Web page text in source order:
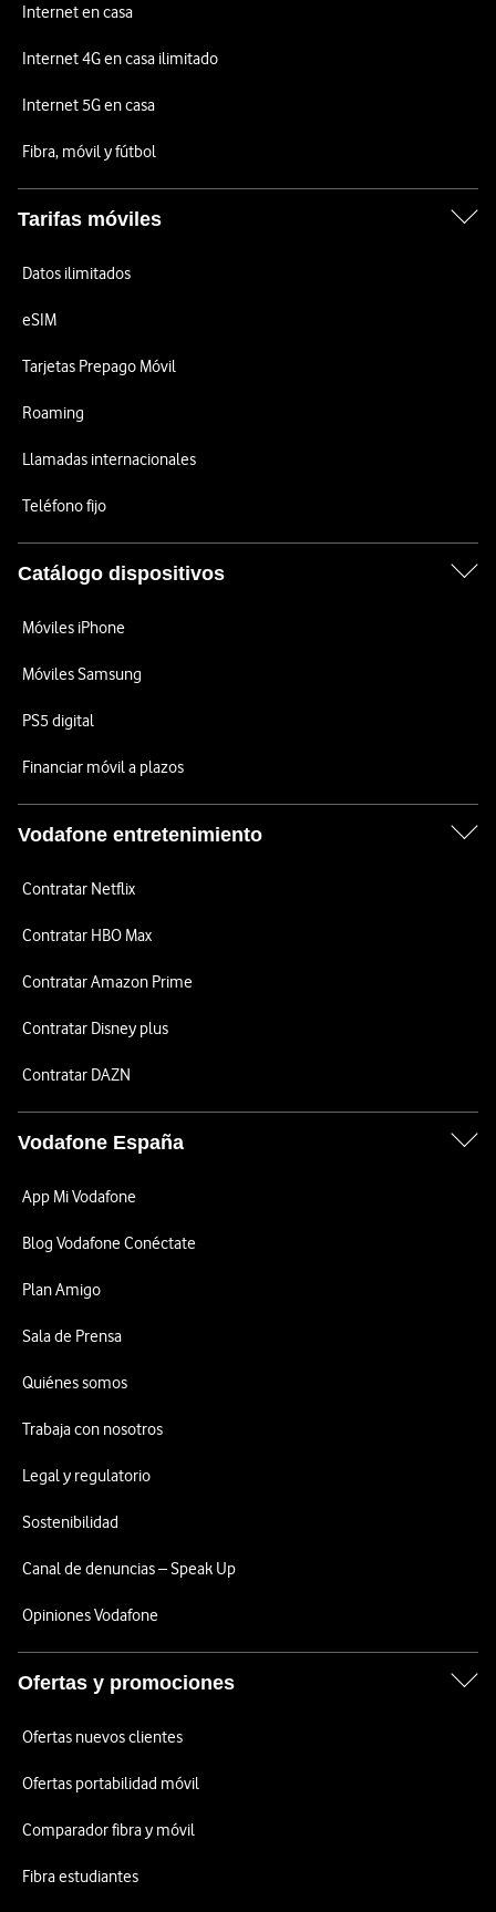
Internet en casa
Internet 4G en casa ilimitado
Internet 5G en casa
Fibra, móvil y fútbol
Tarifas móviles
Datos ilimitados
eSIM
Tarjetas Prepago Móvil
Roaming
Llamadas internacionales
Teléfono fijo
Catálogo dispositivos
Móviles iPhone
Móviles Samsung
PS5 digital
Financiar móvil a plazos
Vodafone entretenimiento
Contratar Netflix
Contratar HBO Max
Contratar Amazon Prime
Contratar Disney plus
Contratar DAZN
Vodafone España
App Mi Vodafone
Blog Vodafone Conéctate
Plan Amigo
Sala de Prensa
Quiénes somos
Trabaja con nosotros
Legal y regulatorio
Sostenibilidad
Canal de denuncias – Speak Up
Opiniones Vodafone
Ofertas y promociones
Ofertas nuevos clientes
Ofertas portabilidad móvil
Comparador fibra y móvil
Fibra estudiantes